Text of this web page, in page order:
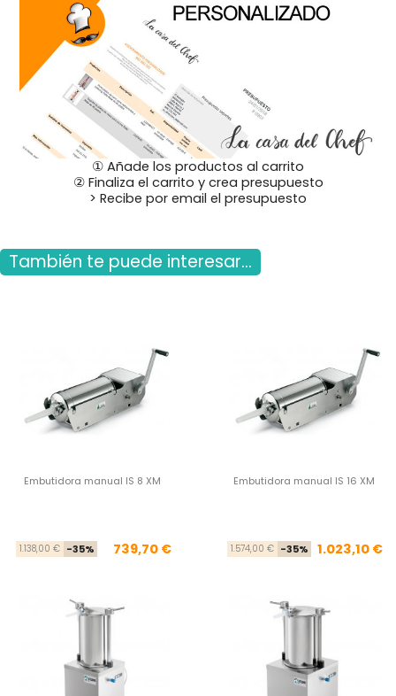
① Añade los productos al carrito
② Finaliza el carrito y crea presupuesto
> Recibe por email el presupuesto
También te puede interesar...
Embutidora manual IS 8 XM
Precio base
1.138,00 € -35% Precio
739,70 €
Embutidora manual IS 16 XM
1.574,00 € -35% 1.023,10 €